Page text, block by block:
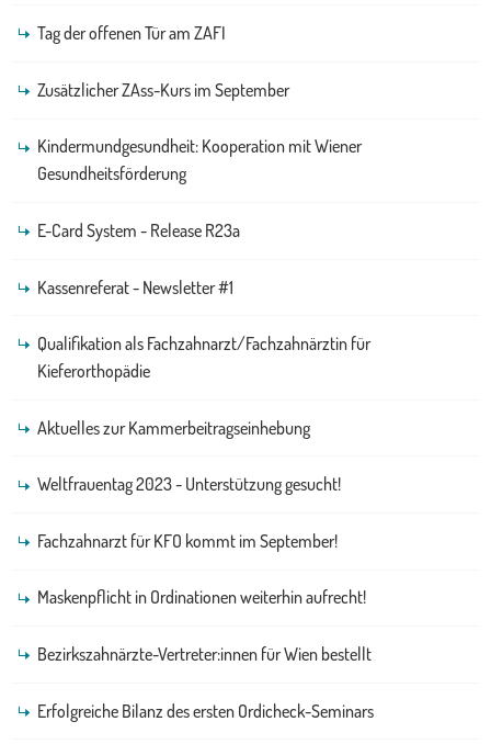
Tag der offenen Tür am ZAFI
Zusätzlicher ZAss-Kurs im September
Kindermundgesundheit: Kooperation mit Wiener
Gesundheitsförderung
E-Card System - Release R23a
Kassenreferat - Newsletter #1
Qualifikation als Fachzahnarzt/Fachzahnärztin für
Kieferorthopädie
Aktuelles zur Kammerbeitragseinhebung
Weltfrauentag 2023 - Unterstützung gesucht!
Fachzahnarzt für KFO kommt im September!
Maskenpflicht in Ordinationen weiterhin aufrecht!
Bezirkszahnärzte-Vertreter:innen für Wien bestellt
Erfolgreiche Bilanz des ersten Ordicheck-Seminars